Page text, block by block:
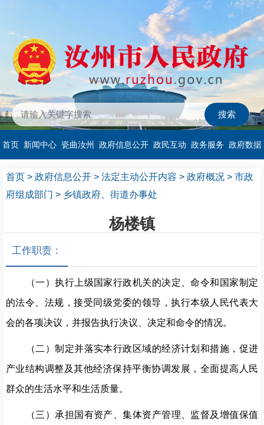
首页 新闻中心 瓷曲汝州 政府信息公开 政民互动 政务服务 政府数据
首页 > 政府信息公开 > 法定主动公开内容 > 政府概况 > 市政
府组成部门 > 乡镇政府、街道办事处
杨楼镇
工作职责：
（一）执行上级国家行政机关的决定、命令和国家制定
的法令、法规，接受同级党委的领导，执行本级人民代表大
会的各项决议，并报告执行决议、决定和命令的情况。
（二）制定并落实本行政区域的经济计划和措施，促进
产业结构调整及其他经济保持平衡协调发展，全面提高人民
群众的生活水平和生活质量。
（三）承担国有资产、集体资产管理、监督及增值保值